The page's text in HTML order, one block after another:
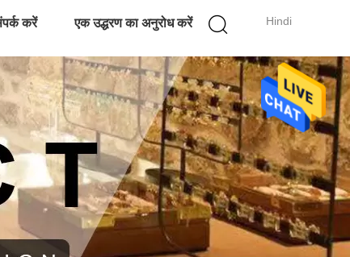
Hindi
करें एक उद्धरण का अनुरोध करें